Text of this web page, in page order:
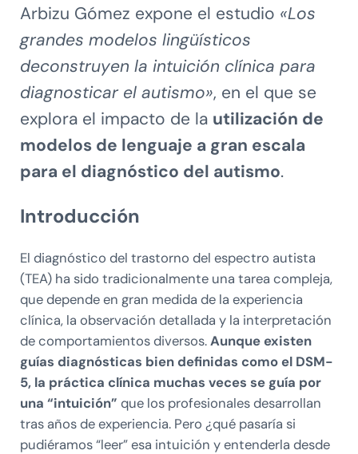
Arbizu Gómez expone el estudio «Los
grandes modelos lingüísticos
deconstruyen la intuición clínica para
diagnosticar el autismo», en el que se
explora el impacto de la utilización de
modelos de lenguaje a gran escala
para el diagnóstico del autismo.
Introducción
El diagnóstico del trastorno del espectro autista
(TEA) ha sido tradicionalmente una tarea compleja,
que depende en gran medida de la experiencia
clínica, la observación detallada y la interpretación
de comportamientos diversos.Aunque existen
guías diagnósticas bien definidas como el DSM-
5, la práctica clínica muchas veces se guía por
una “intuición” que los profesionales desarrollan
tras años de experiencia. Pero ¿qué pasaría si
pudiéramos “leer” esa intuición y entenderla desde